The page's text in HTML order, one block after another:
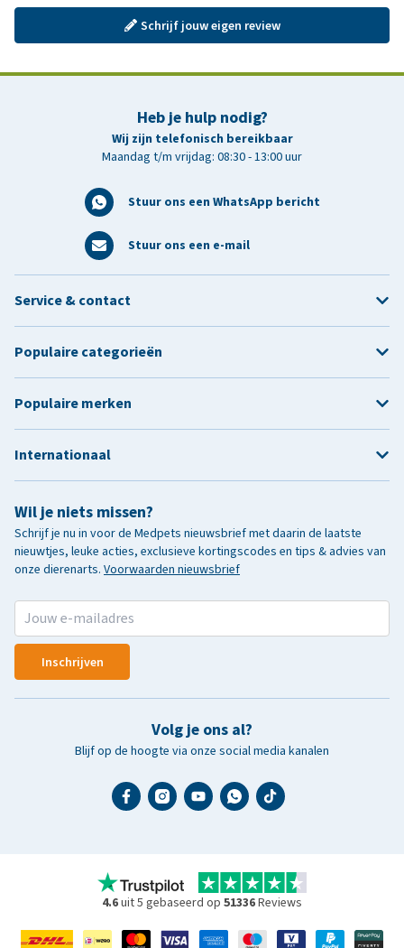
Schrijf jouw eigen review
Heb je hulp nodig?
Wij zijn telefonisch bereikbaar
Maandag t/m vrijdag: 08:30 - 13:00 uur
Stuur ons een WhatsApp bericht
Stuur ons een e-mail
Wil je niets missen?
Schrijf je nu in voor de Medpets nieuwsbrief met daarin de laatste
nieuwtjes, leuke acties, exclusieve kortingscodes en tips & advies van
onze dierenarts. Voorwaarden nieuwsbrief
Inschrijven
Volg je ons al?
Blijf op de hoogte via onze social media kanalen
Service & contact
Populaire categorieën
Populaire merken
Internationaal
4.6uit 5 gebaseerd op 51336Reviews